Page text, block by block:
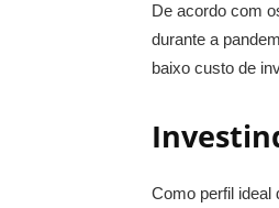
De acordo com
durante a
baixo custo de
Como perfil ideal